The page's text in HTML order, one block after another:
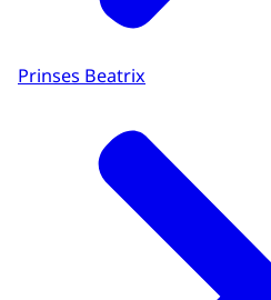
Prinses Beatrix